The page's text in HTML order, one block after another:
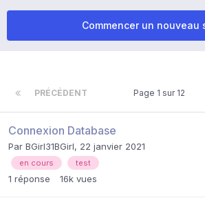
Commencer un nouveau
PRÉCÉDENT Page 1 sur 12
Connexion Database
Par BGirl31BGirl, 22 janvier 2021
en cours test
1 réponse 16k vues